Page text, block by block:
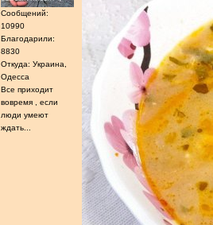
Сообщений:
10990
Благодарили:
8830
Откуда: Украина,
Одесса
Все приходит
вовремя , если
люди умеют
ждать...